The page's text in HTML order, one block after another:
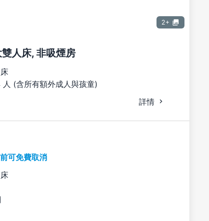
2+
人床, 非吸煙房
(含所有額外成人與孩童)
詳情
可免費取消